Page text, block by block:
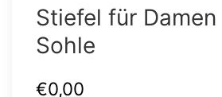
Stiefel für
Sohle
€0,00